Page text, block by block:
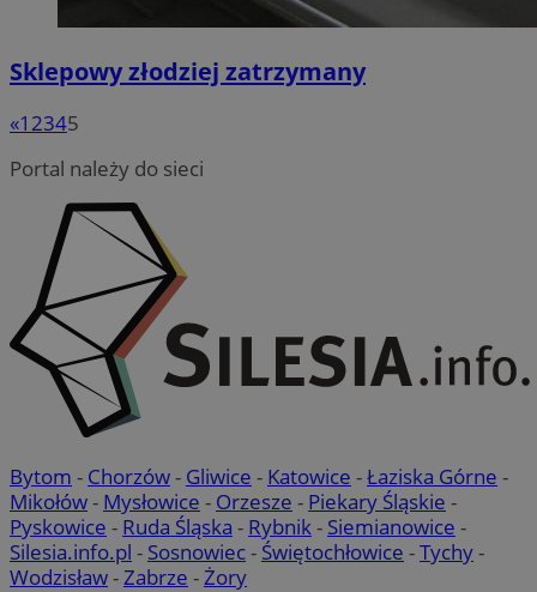
Sklepowy złodziej zatrzymany
«1 2345
Portal należy do sieci
Bytom - Chorzów- Gliwice - Katowice -Łaziska Górne -
Mikołów- Mysłowice - Orzesze - Piekary Śląskie -
Pyskowice - Ruda Śląska - Rybnik - Siemianowice -
Silesia.info.pl - Sosnowiec- Świętochłowice -Tychy-
Wodzisław- Zabrze - Żory